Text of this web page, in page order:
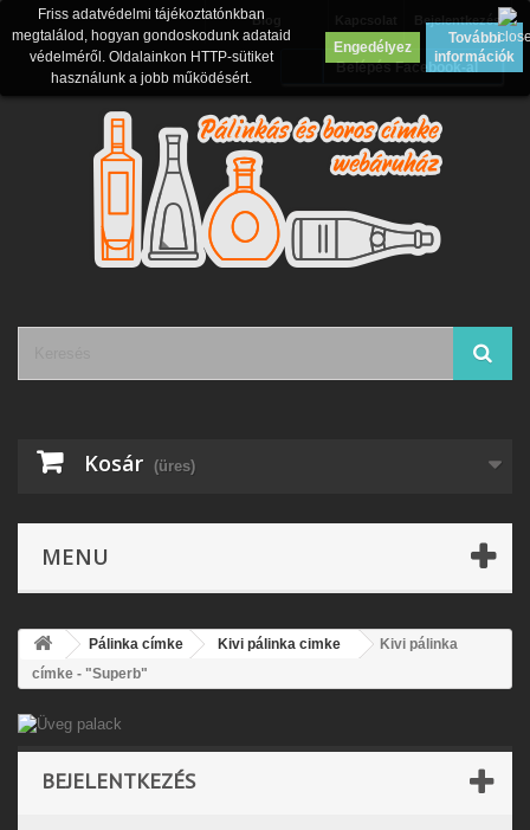
Bejelentkezés
Blog
Belépés Facebook-al
Kosár (üres)
MENU
Friss adatvédelmi tájékoztatónkban
megtalálod, hogyan gondoskodunk adataid
védelméről. Oldalainkon HTTP-sütiket
használunk a jobb működésért.
Engedélyez
További
információk
Pálinka címke Kivi pálinka cimke
Kivi pálinka
címke - "Superb"
BEJELENTKEZÉS